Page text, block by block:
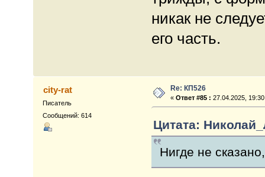
никак не
его часть.
city-rat
Писатель
Сообщений: 614
Re: КП526
«Ответ #85 : 27.04.2025,
Цитата:
Нигде не